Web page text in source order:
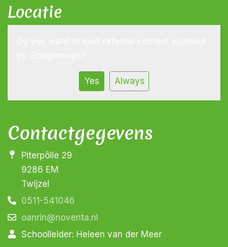
Locatie
Yes Always
Contactgegevens
Piterpôlle 29
9286 EM
Twijzel
0511-541046
oanrin@noventa.nl
Schoolleider: Heleen van der Meer